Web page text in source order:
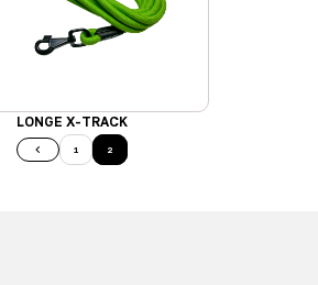
LONGE X-TRACK
1 2